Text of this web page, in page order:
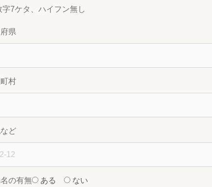
7ケタ、ハイフン無し
県
村
ど
の有無 ある ない